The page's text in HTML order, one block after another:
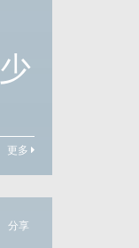
更多
分享